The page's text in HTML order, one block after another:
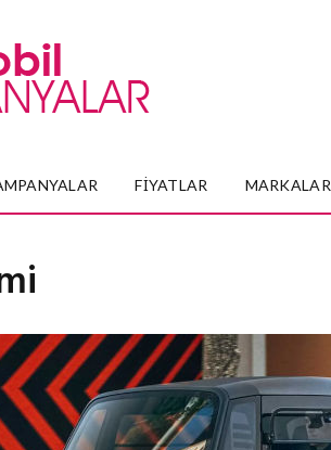
FIYATLAR MARKALAR